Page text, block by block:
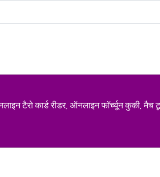
टैरो कार्ड रीडर, ऑनलाइन फॉर्च्यून कुकी, मैच